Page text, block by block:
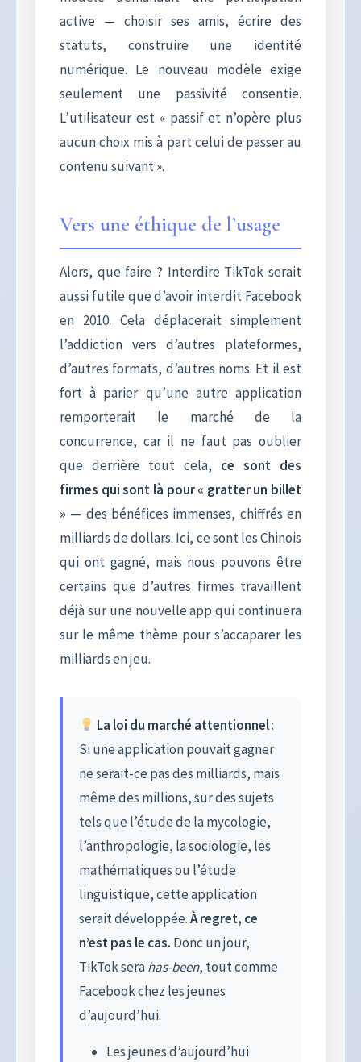
active — choisir ses amis, écrire des
statuts, construire une identité
numérique. Le nouveau modèle exige
seulement une passivité consentie.
L’utilisateur est « passif et n’opère plus
aucun choix mis à part celui de passer au
contenu suivant ».
Vers une éthique de l’usage
Alors, que faire ? Interdire TikTok serait
aussi futile que d’avoir interdit Facebook
en 2010. Cela déplacerait simplement
l’addiction vers d’autres plateformes,
d’autres formats, d’autres noms. Et il est
fort à parier qu’une autre application
remporterait le marché de la
concurrence, car il ne faut pas oublier
que derrière tout cela, ce sont des
firmes qui sont là pour « gratter un billet
» — des bénéfices immenses, chiffrés en
milliards de dollars. Ici, ce sont les Chinois
qui ont gagné, mais nous pouvons être
certains que d’autres firmes travaillent
déjà sur une nouvelle app qui continuera
sur le même thème pour s’accaparer les
milliards en jeu.
La loi du marché attentionnel:
Si une application pouvait gagner
ne serait-ce pas des milliards, mais
même des millions, sur des sujets
tels que l’étude de la mycologie,
l’anthropologie, la sociologie, les
mathématiques ou l’étude
linguistique, cette application
serait développée.À regret, ce
n’est pas le cas. Donc un jour,
TikTok serahas-been, tout comme
Facebook chez les jeunes
d’aujourd’hui.
Les jeunes d’aujourd’hui